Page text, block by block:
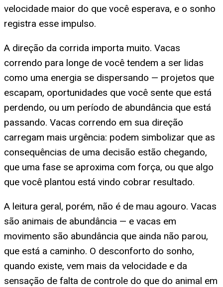
velocidade maior do que você esperava, e o sonho
registra esse impulso.
A direção da corrida importa muito. Vacas
correndo para longe de você tendem a ser lidas
como uma energia se dispersando — projetos que
escapam, oportunidades que você sente que está
perdendo, ou um período de abundância que está
passando. Vacas correndo em sua direção
carregam mais urgência: podem simbolizar que as
consequências de uma decisão estão chegando,
que uma fase se aproxima com força, ou que algo
que você plantou está vindo cobrar resultado.
A leitura geral, porém, não é de mau agouro. Vacas
são animais de abundância — e vacas em
movimento são abundância que ainda não parou,
que está a caminho. O desconforto do sonho,
quando existe, vem mais da velocidade e da
sensação de falta de controle do que do animal em